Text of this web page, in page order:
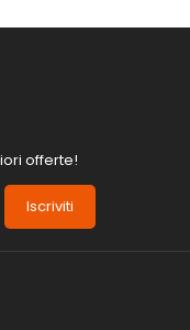
offerte!
Iscriviti